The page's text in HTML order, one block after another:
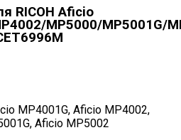
RICOH Aficio
MP5000/MP5001G/
MP4001G, Aficio MP4002,
Aficio MP5002